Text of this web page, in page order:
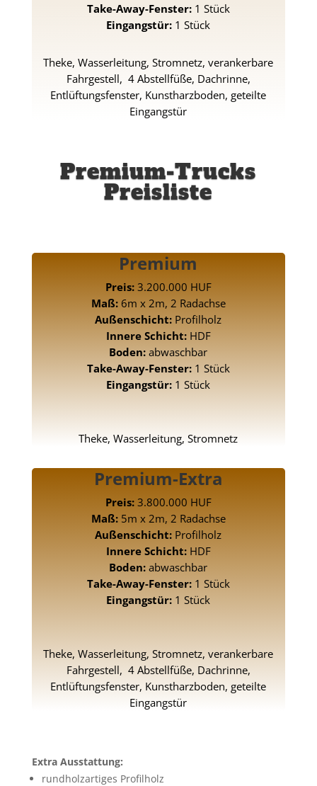
Take-Away-Fenster:1 Stück
Eingangstür: 1 Stück
Theke, Wasserleitung, Stromnetz, verankerbare
Fahrgestell, 4 Abstellfüße, Dachrinne,
Entlüftungsfenster, Kunstharzboden, geteilte
Eingangstür
Premium-Trucks
Preisliste
Premium
Preis:3.200.000 HUF
Maß:6m x 2m, 2 Radachse
Außenschicht: Profilholz
Innere Schicht:HDF
Boden: abwaschbar
Take-Away-Fenster:1 Stück
Eingangstür: 1 Stück
Theke, Wasserleitung, Stromnetz
Premium-Extra
Preis:3.800.000 HUF
Maß:5m x 2m, 2 Radachse
Außenschicht: Profilholz
Innere Schicht:HDF
Boden: abwaschbar
Take-Away-Fenster:1 Stück
Eingangstür: 1 Stück
Theke, Wasserleitung, Stromnetz, verankerbare
Fahrgestell, 4 Abstellfüße, Dachrinne,
Entlüftungsfenster, Kunstharzboden, geteilte
Eingangstür
Extra Ausstattung:
rundholzartiges Profilholz